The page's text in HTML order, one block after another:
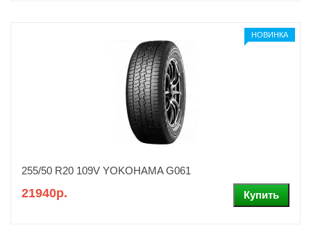
НОВИНКА
255/50 R20 109V YOKOHAMA G061
21940р.